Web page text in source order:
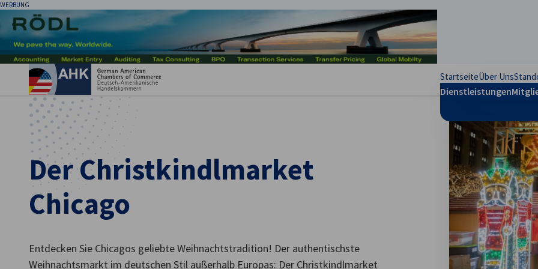
WERBUNG
StartseiteÜber Uns
Dienstleistungen
Einstellungen schließen
Der Christkindlmarket
Chicago
Entdecken Sie Chicagos geliebte Weihnachtstradition! Der authentischste
Weihnachtsmarkt im deutschen Stil außerhalb Europas: Der Christkindlmarket